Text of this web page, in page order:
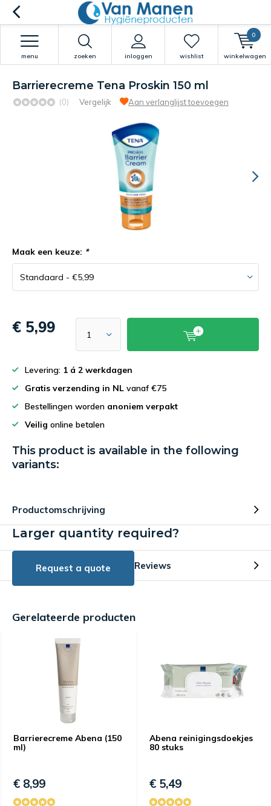
zoeken inloggen
menu wishlist winkelwagen
0
Barrierecreme Tena Proskin 150 ml
(0) Vergelijk Aan verlanglijst toevoegen
Maak een keuze: *
€ 5,99
Levering: 1 á 2 werkdagen
Gratis verzending in NL vanaf €75
Bestellingen worden anoniem verpakt
Veilig online betalen
This product is available in the following
variants:
Productomschrijving
Larger quantity required?
Request a quote Reviews
Gerelateerde producten
Barrierecreme Abena (150
ml)
€ 8,99
Abena reinigingsdoekjes
80 stuks
€ 5,49